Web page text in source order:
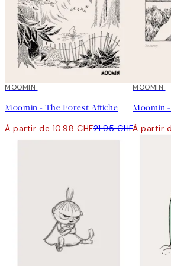
50%*
MOOMIN
Moomin - The Forest Affiche
À partir de 10.98 CHF21.95 CHF
50%*
MOOMIN
Moomin
À partir